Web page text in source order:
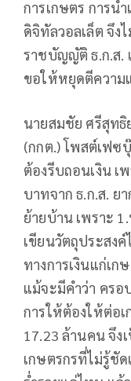
การเกษตร การน
ดิจิทัลวอลเล็ต จึง
ราชบัญญัติ ธ.ก.ส.
ขอให้หยุดตีควา
นายสมชัย ศรีสุทธิ
(กกต.) โพสต์เฟซ
ต้องรีบถอนเงิน เ
บาทจาก ธ.ก.ส. ย
ย้ายบ้าน เพราะ
เขียนวัตถุประสง
ทางการเงินแก่เก
แม้จะมีคำว่า ครอ
การให้ต้องให้ต่อเ
17.23 ล้านคน จึง
เกษตรกรที่ไม่รู้ชั